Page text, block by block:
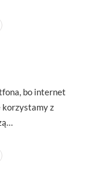
bo internet
korzystamy z